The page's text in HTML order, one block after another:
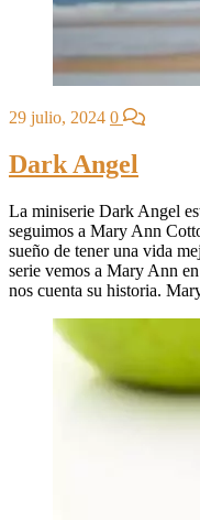
29 julio, 2024 0
Dark Angel
La miniserie Dark Angel
seguimos a Mary Ann
sueño de tener una vida
serie vemos a Mary Ann
nos cuenta su historia.